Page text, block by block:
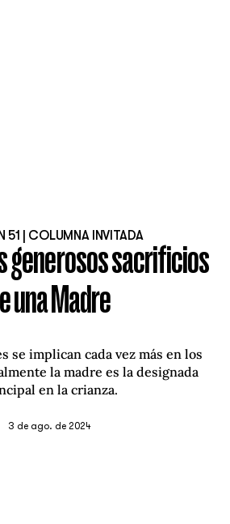
51 | COLUMNA INVITADA
generosos sacrificios
una Madre
se implican cada vez más en los
la madre es la designada
en la crianza.
3 de ago. de 2024